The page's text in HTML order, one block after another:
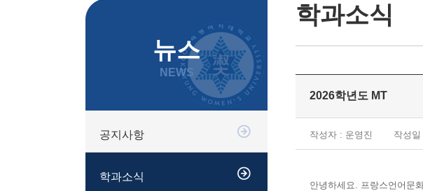
뉴스
NEWS
공지사항
학과소식
학과소식
2026학년도 MT
작성자 : 운영진 작성
안녕하세요. 프랑스언어문